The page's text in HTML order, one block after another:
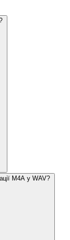
M4A у WAV?